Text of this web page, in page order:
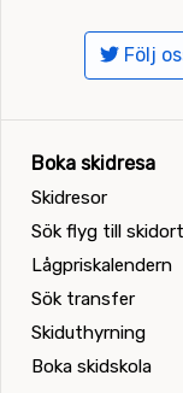
Följ
Boka skidresa
Skidresor
Sök flyg till
Lågpriskalendern
Sök transfer
Skiduthyrning
Boka skidskola